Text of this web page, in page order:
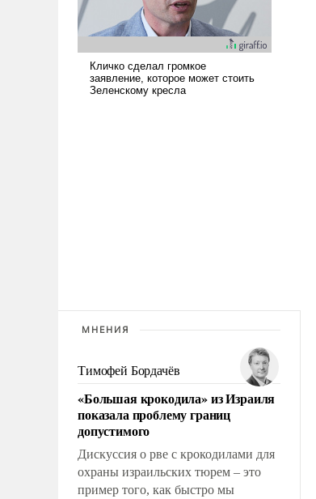
МНЕНИЯ
Тимофей Бордачёв
«Большая крокодила» из Израиля
показала проблему границ
допустимого
Дискуссия о рве с крокодилами для
охраны израильских тюрем – это
пример того, как быстро мы